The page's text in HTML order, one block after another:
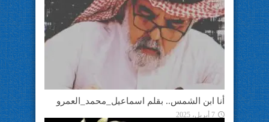
أنا ابن الشمس.. بقلم اسماعيل_محمد_العمرو
7 أبريل، 2025